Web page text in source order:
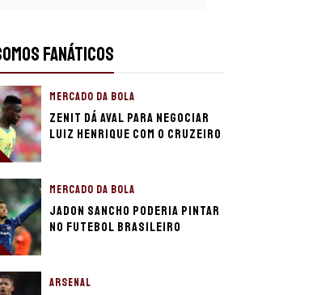
FANÁTICOS
MERCADO DA BOLA
Zenit dá aval para negociar
Luiz Henrique com o Cruzeiro
MERCADO DA BOLA
Jadon Sancho poderia pintar
no futebol brasileiro
ARSENAL